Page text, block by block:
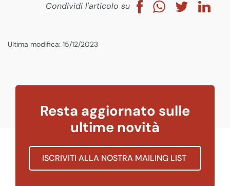
Condividi l'articolo su
Ultima modifica: 15/12/2023
Resta aggiornato sulle
ultime novità
ISCRIVITI ALLA NOSTRA MAILING LIST